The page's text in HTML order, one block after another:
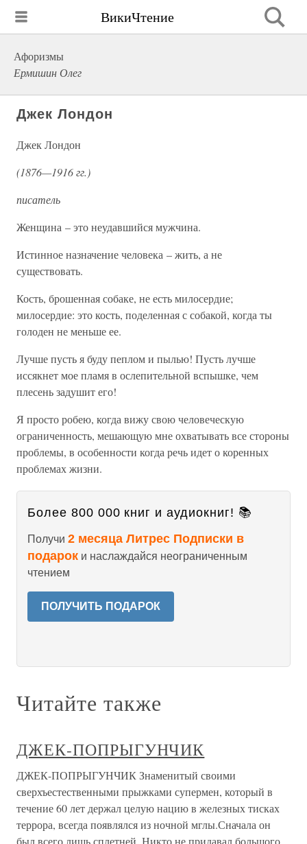
ВикиЧтение
Афоризмы
Ермишин Олег
Джек Лондон
Джек Лондон
(1876—1916 гг.)
писатель
Женщина – это неудавшийся мужчина.
Истинное назначение человека – жить, а не
существовать.
Кость, брошенная собаке, не есть милосердие;
милосердие: это кость, поделенная с собакой, когда ты
голоден не меньше ее.
Лучше пусть я буду пеплом и пылью! Пусть лучше
иссякнет мое пламя в ослепительной вспышке, чем
плесень задушит его!
Я просто робею, когда вижу свою человеческую
ограниченность, мешающую мне охватывать все стороны
проблемы, в особенности когда речь идет о коренных
проблемах жизни.
Более 800 000 книг и аудиокниг! 📚
Получи 2 месяца Литрес Подписки в
подарок и наслаждайся неограниченным
чтением
ПОЛУЧИТЬ ПОДАРОК
Читайте также
ДЖЕК-ПОПРЫГУНЧИК
ДЖЕК-ПОПРЫГУНЧИК Знаменитый своими
сверхъестественными прыжками супермен, который в
течение 60 лет держал целую нацию в железных тисках
террора, всегда появлялся из ночной мглы.Сначала он
был всего лишь сплетней. Никто не придавал большого